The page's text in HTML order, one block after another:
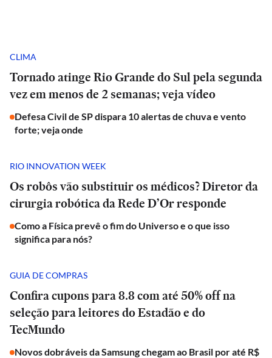
CLIMA
Tornado atinge Rio Grande do Sul pela segunda
vez em menos de 2 semanas; veja vídeo
Defesa Civil de SP dispara 10 alertas de chuva e vento
forte; veja onde
RIO INNOVATION WEEK
Os robôs vão substituir os médicos? Diretor da
cirurgia robótica da Rede D’Or responde
Como a Física prevê o fim do Universo e o que isso
significa para nós?
GUIA DE COMPRAS
Confira cupons para 8.8 com até 50% off na
seleção para leitores do Estadão e do
TecMundo
Novos dobráveis da Samsung chegam ao Brasil por até R$